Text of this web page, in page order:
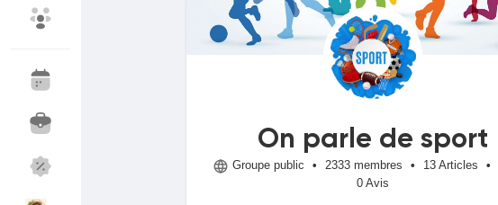
Mes événements
On parle de sport
Groupe public • 2333 membres • 13 Articles •
0 Avis